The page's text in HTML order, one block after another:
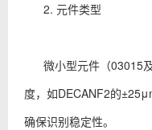
2. 元件类型
微小型元件（03015
度，如DECANF2的
确保识别稳定性。